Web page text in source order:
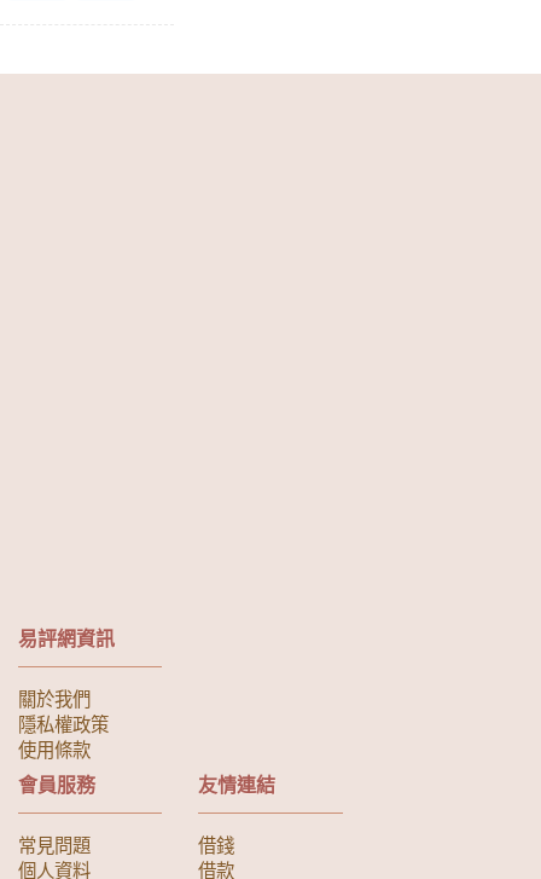
易評網資訊
關於我們
隱私權政策
使用條款
會員服務
常見問題
個人資料
友情連結
借錢
借款